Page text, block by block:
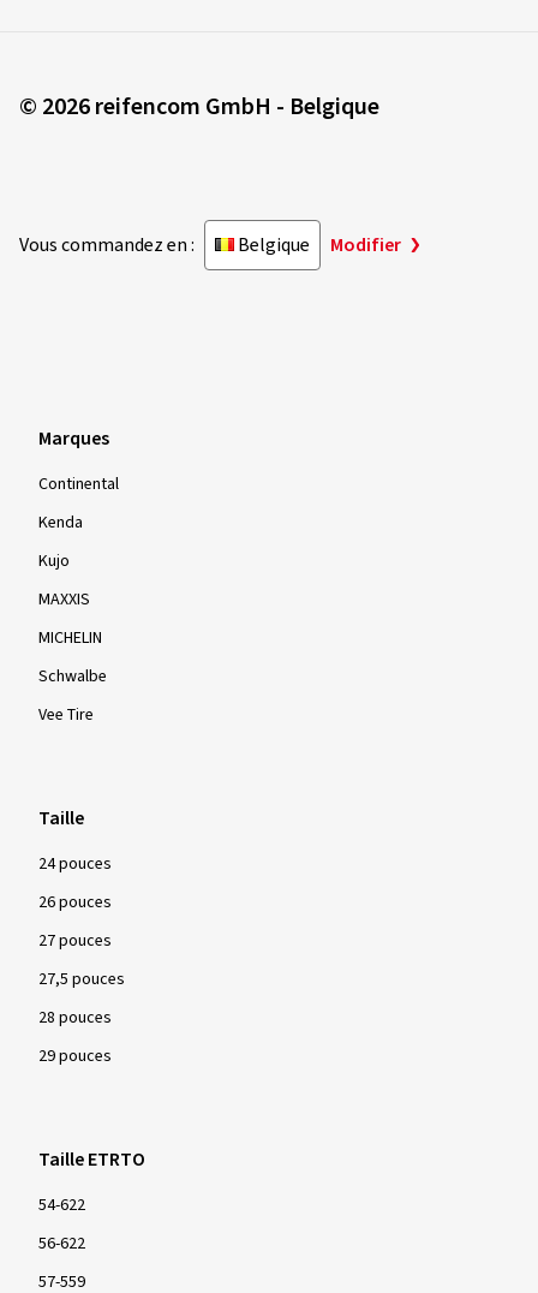
© 2026 reifencom GmbH - Belgique
Vous commandez en : Belgique Modifier
Marques
Continental
Kenda
Kujo
MAXXIS
MICHELIN
Schwalbe
Vee Tire
Taille
24 pouces
26 pouces
27 pouces
27,5 pouces
28 pouces
29 pouces
Taille ETRTO
54-622
56-622
57-559